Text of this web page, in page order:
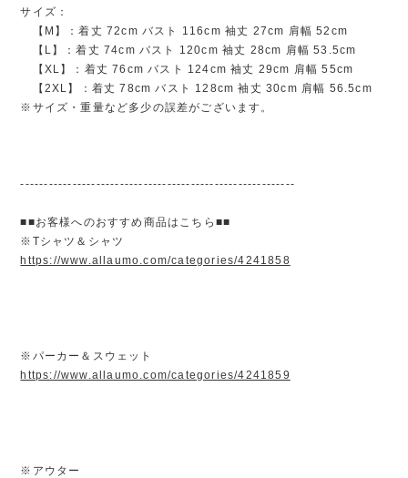
サイズ：
【M】：着丈 72cm バスト 116cm 袖丈 27cm 肩幅 52cm
【L】：着丈 74cm バスト 120cm 袖丈 28cm 肩幅 53.5cm
【XL】：着丈 76cm バスト 124cm 袖丈 29cm 肩幅 55cm
【2XL】：着丈 78cm バスト 128cm 袖丈 30cm 肩幅 56.5cm
※サイズ・重量など多少の誤差がございます。
----------------------------------------------------------
■■お客様へのおすすめ商品はこちら■■
※Tシャツ＆シャツ
https://www.allaumo.com/categories/4241858
※パーカー＆スウェット
https://www.allaumo.com/categories/4241859
※アウター